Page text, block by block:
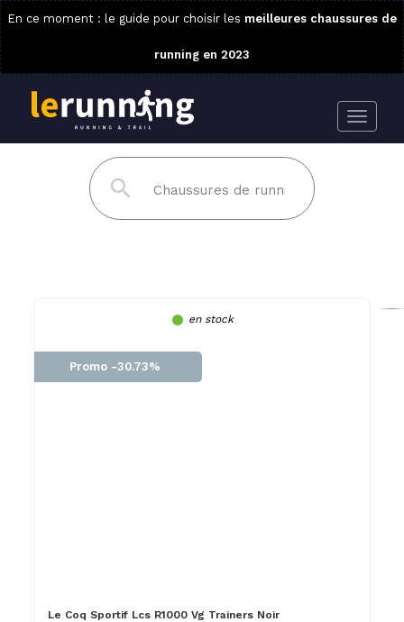
En ce moment : le guide pour choisir les meilleures chaussures de
running en 2023
en stock
Promo -30.73%
Le Coq Sportif Lcs R1000 Vg Trainers Noir